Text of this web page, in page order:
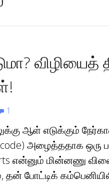
விழியைத்
1
ஆள் எடுக்கும்
code) அழைத்ததாக
என்னும் மின்னணு
போட்டிக்